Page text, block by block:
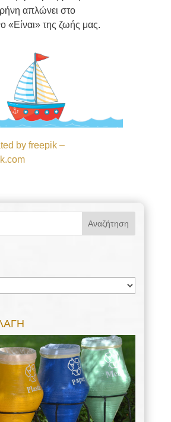
απλώνει στο
«Είναι» της ζωής μας.
by freepik –